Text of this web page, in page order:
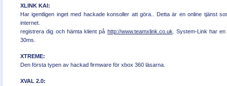
XLINK KAI:
Har igentligen inget med hackade konsoller att göra.. Detta är en online tjänst
internet.
registrera dig och hämta klient på http://www.teamxlink.co.uk . System-Link har
30ms.
XTREME:
Den första typen av hackad firmware för xbox 360 läsarna.
XVAL 2.0: